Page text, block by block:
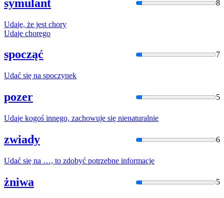
symulant 8
Udaje, że jest chory
Udaje chorego
spocząć 7
Udać się na spoczynek
pozer 5
Udaje kogoś innego, zachowuje się nienaturalnie
zwiady 6
Udać się na …, to zdobyć potrzebne informacje
żniwa 5